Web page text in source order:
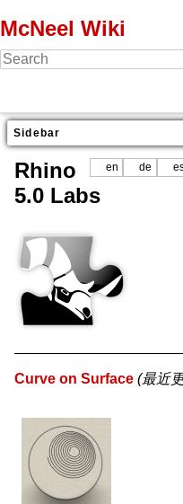
McNeel Wiki
Sidebar
en de
Rhino
5.0 Labs
Curve on Surface (最近